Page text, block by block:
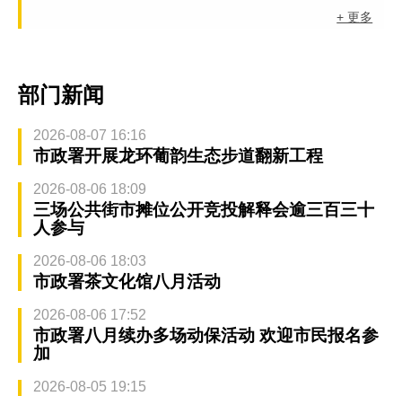
+ 更多
部门新闻
2026-08-07 16:16
市政署开展龙环葡韵生态步道翻新工程
2026-08-06 18:09
三场公共街市摊位公开竞投解释会逾三百三十
人参与
2026-08-06 18:03
市政署茶文化馆八月活动
2026-08-06 17:52
市政署八月续办多场动保活动 欢迎市民报名参
加
2026-08-05 19:15